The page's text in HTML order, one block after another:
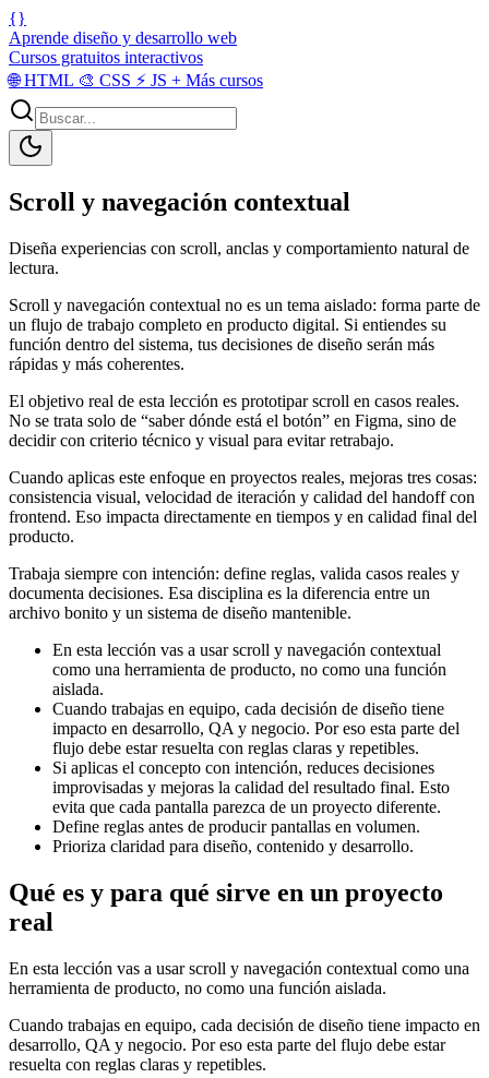
{}
Aprende diseño y desarrollo web
Cursos gratuitos interactivos
🌐HTML 🎨 CSS ⚡ JS + Más cursos
Scroll y navegación contextual
Diseña experiencias con scroll, anclas y comportamiento natural de
lectura.
Scroll y navegación contextual no es un tema aislado: forma parte de
un flujo de trabajo completo en producto digital. Si entiendes su
función dentro del sistema, tus decisiones de diseño serán más
rápidas y más coherentes.
El objetivo real de esta lección es prototipar scroll en casos reales.
No se trata solo de “saber dónde está el botón” en Figma, sino de
decidir con criterio técnico y visual para evitar retrabajo.
Cuando aplicas este enfoque en proyectos reales, mejoras tres cosas:
consistencia visual, velocidad de iteración y calidad del handoff con
frontend. Eso impacta directamente en tiempos y en calidad final del
producto.
Trabaja siempre con intención: define reglas, valida casos reales y
documenta decisiones. Esa disciplina es la diferencia entre un
archivo bonito y un sistema de diseño mantenible.
En esta lección vas a usar scroll y navegación contextual
como una herramienta de producto, no como una función
aislada.
Cuando trabajas en equipo, cada decisión de diseño tiene
impacto en desarrollo, QA y negocio. Por eso esta parte del
flujo debe estar resuelta con reglas claras y repetibles.
Si aplicas el concepto con intención, reduces decisiones
improvisadas y mejoras la calidad del resultado final. Esto
evita que cada pantalla parezca de un proyecto diferente.
Define reglas antes de producir pantallas en volumen.
Prioriza claridad para diseño, contenido y desarrollo.
Qué es y para qué sirve en un proyecto
real
En esta lección vas a usar scroll y navegación contextual como una
herramienta de producto, no como una función aislada.
Cuando trabajas en equipo, cada decisión de diseño tiene impacto en
desarrollo, QA y negocio. Por eso esta parte del flujo debe estar
resuelta con reglas claras y repetibles.